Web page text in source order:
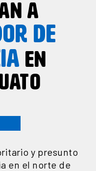
A
DE
EN
y presunto
en el norte de